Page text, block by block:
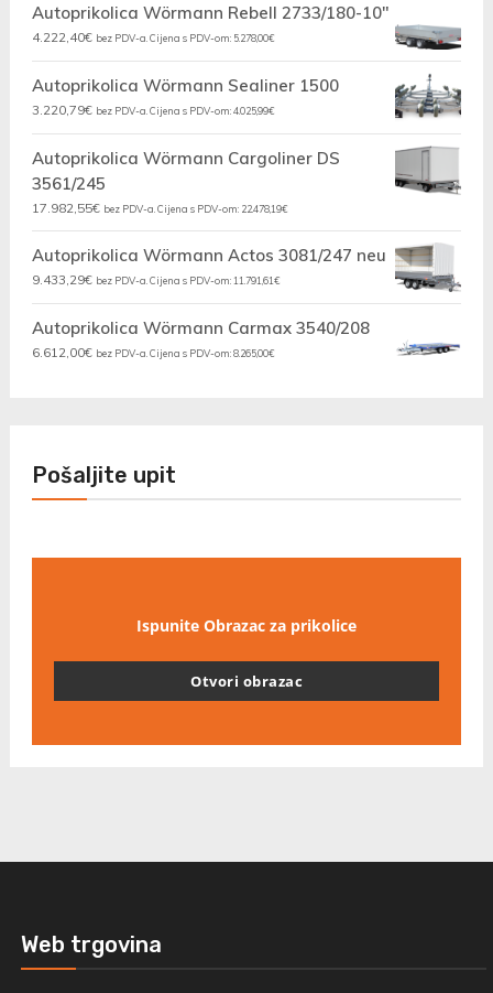
Autoprikolica Wörmann Rebell 2733/180-10"
4.222,40€ bez PDV-a. Cijena s PDV-om: 5.278,00€
Autoprikolica Wörmann Sealiner 1500
3.220,79€ bez PDV-a. Cijena s PDV-om:4.025,99€
Autoprikolica Wörmann Cargoliner DS
3561/245
17.982,55€ bez PDV-a. Cijena s PDV-om: 22.478,19€
Autoprikolica Wörmann Actos 3081/247 neu
9.433,29€ bez PDV-a. Cijena s PDV-om: 11.791,61€
Autoprikolica Wörmann Carmax 3540/208
6.612,00€ bez PDV-a. Cijena s PDV-om:8.265,00€
Pošaljite upit
Ispunite Obrazac za prikolice
Otvori obrazac
Web trgovina